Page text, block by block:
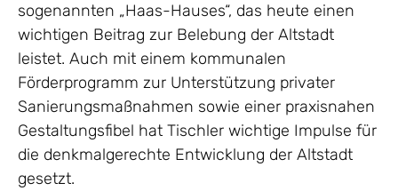
sogenannten „Haas-Hauses“, das heute einen
wichtigen Beitrag zur Belebung der Altstadt
leistet. Auch mit einem kommunalen
Förderprogramm zur Unterstützung privater
Sanierungsmaßnahmen sowie einer praxisnahen
Gestaltungsfibel hat Tischler wichtige Impulse für
die denkmalgerechte Entwicklung der Altstadt
gesetzt.